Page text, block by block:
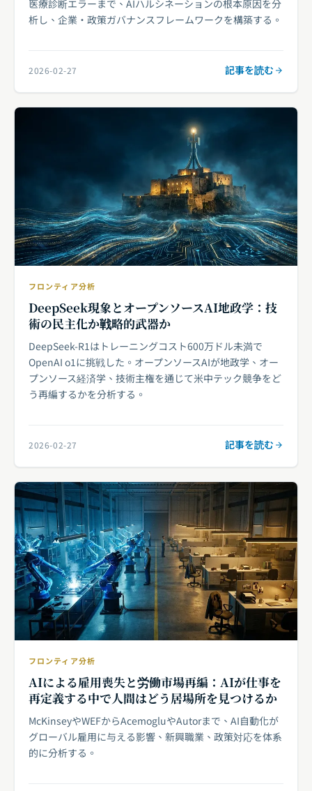
医療診断エラーまで、AIハルシネーションの根本原因を分
析し、企業・政策ガバナンスフレームワークを構築する。
2026-02-27 記事を読む
フロンティア分析
DeepSeek現象とオープンソースAI地政学：技
術の民主化か戦略的武器か
DeepSeek-R1はトレーニングコスト600万ドル未満で
OpenAI o1に挑戦した。オープンソースAIが地政学、オー
プンソース経済学、技術主権を通じて米中テック競争をど
う再編するかを分析する。
2026-02-27 記事を読む
フロンティア分析
AIによる雇用喪失と労働市場再編：AIが仕事を
再定義する中で人間はどう居場所を見つけるか
McKinseyやWEFからAcemogluやAutorまで、AI自動化が
グローバル雇用に与える影響、新興職業、政策対応を体系
的に分析する。